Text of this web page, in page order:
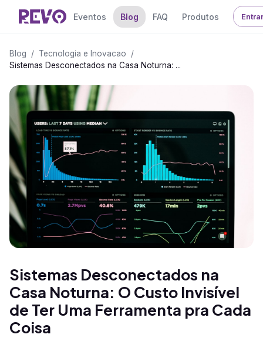
Eventos Blog FAQ Produtos
Blog / Tecnologia e Inovacao
/
Sistemas Desconectados na Casa Noturna: ...
Sistemas Desconectados na
Casa Noturna: O Custo Invisível
de Ter Uma Ferramenta pra Cada
Coisa